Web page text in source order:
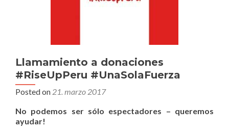
Llamamiento a donaciones
#RiseUpPeru #UnaSolaFuerza
Posted on 21. marzo 2017
No podemos ser sólo espectadores – queremos
ayudar!